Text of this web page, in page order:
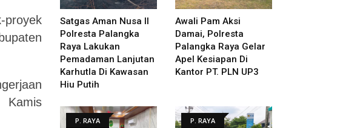
proyek
Kamis
Satgas Aman Nusa II
Polresta Palangka
Raya Lakukan
Pemadaman Lanjutan
Karhutla Di Kawasan
Hiu Putih
Awali Pam Aksi
Damai, Polresta
Palangka Raya Gelar
Apel Kesiapan Di
Kantor PT. PLN UP3
P. RAYA P. RAYA